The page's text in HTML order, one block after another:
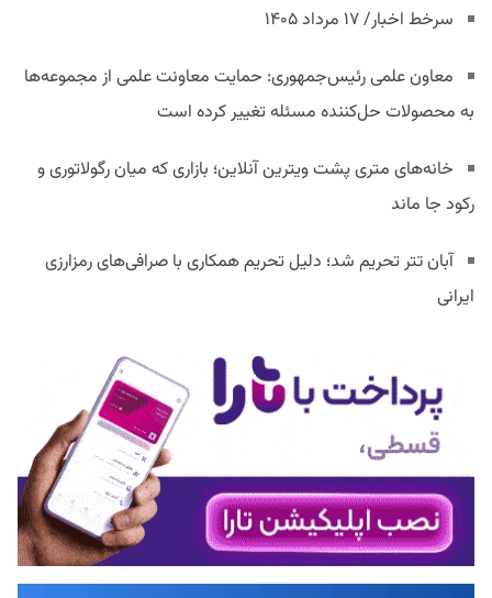
سرخط اخبار/ ۱۷ مرداد ۱۴۰۵
معاون علمی رئیس‌جمهوری: حمایت معاونت علمی از مجموعه‌ها
به محصولات حل‌کننده مسئله تغییر کرده است
خانه‌های متری پشت ویترین آنلاین؛ بازاری که میان رگولاتوری و
رکود جا ماند
آبان تتر تحریم شد؛ دلیل تحریم همکاری با صرافی‌های رمزارزی
ایرانی